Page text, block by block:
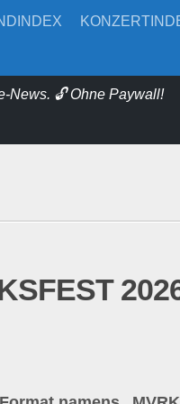
News. 🔓 Ohne Paywall!